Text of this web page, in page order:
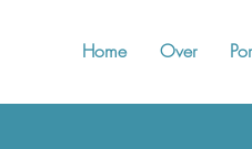
Home Over